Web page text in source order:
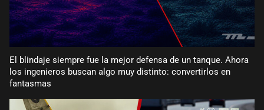
El blindaje siempre fue la mejor defensa de un tanque. Ahora
los ingenieros buscan algo muy distinto: convertirlos en
fantasmas